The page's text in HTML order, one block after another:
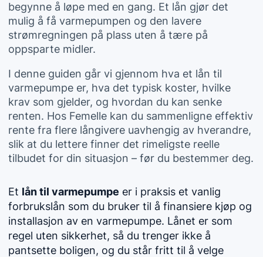
begynne å løpe med en gang. Et lån gjør det
mulig å få varmepumpen og den lavere
strømregningen på plass uten å tære på
oppsparte midler.
I denne guiden går vi gjennom hva et lån til
varmepumpe er, hva det typisk koster, hvilke
krav som gjelder, og hvordan du kan senke
renten. Hos Femelle kan du sammenligne effektiv
rente fra flere långivere uavhengig av hverandre,
slik at du lettere finner det rimeligste reelle
tilbudet for din situasjon – før du bestemmer deg.
Et lån til varmepumpe er i praksis et vanlig
forbrukslån som du bruker til å finansiere kjøp og
installasjon av en varmepumpe. Lånet er som
regel uten sikkerhet, så du trenger ikke å
pantsette boligen, og du står fritt til å velge